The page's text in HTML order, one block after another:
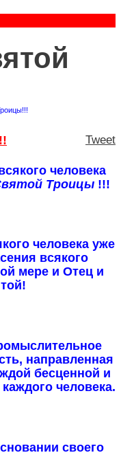
Tweet
человека
Троицы!!!
человека уже
всякого
мере и Отец и
направленная
бесценной и
человека.
своего